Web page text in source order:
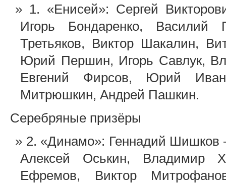
1. «Енисей»: Сергей
Игорь Бондаренко,
Третьяков, Виктор Шакалин,
Юрий Першин, Игорь Савлук,
Евгений Фирсов, Юрий
Митрюшкин, Андрей Пашкин.
Серебряные призёры
2. «Динамо»: Геннадий
Алексей Оськин, Владимир
Ефремов, Виктор